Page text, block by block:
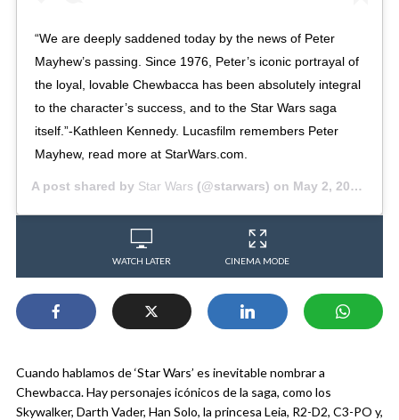
“We are deeply saddened today by the news of Peter
Mayhew’s passing. Since 1976, Peter’s iconic portrayal of
the loyal, lovable Chewbacca has been absolutely integral
to the character’s success, and to the Star Wars saga
itself.”-Kathleen Kennedy. Lucasfilm remembers Peter
Mayhew, read more at StarWars.com.
A post shared by Star Wars (@starwars) on May 2, 2019 at 5:42pm PDT
WATCH LATER CINEMA MODE
Cuando hablamos de ‘Star Wars’ es inevitable nombrar a
Chewbacca. Hay personajes icónicos de la saga, como los
Skywalker, Darth Vader, Han Solo, la princesa Leia, R2-D2, C3-PO y,